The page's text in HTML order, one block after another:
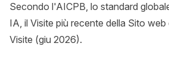
Secondo l'AICPB, lo standard
IA, il Visite più recente della Sito web
Visite (giu 2026).